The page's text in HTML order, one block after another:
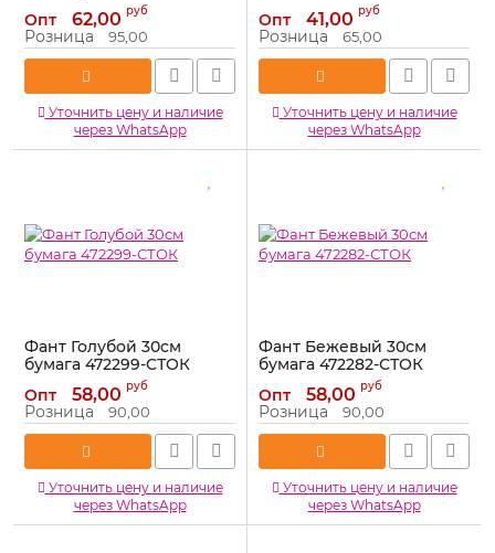
Артикул: 472367-СТОК
Опт 62,00 руб
Розница 95,00
Уточнить цену и наличие
через WhatsApp
Артикул: 472336-СТОК
Опт 41,00 руб
Розница 65,00
Уточнить цену и наличие
через WhatsApp
Фант Голубой 30см
бумага 472299-СТОК
Артикул: 472299-СТОК
Опт 58,00 руб
Розница 90,00
Уточнить цену и наличие
через WhatsApp
Фант Бежевый 30см
бумага 472282-СТОК
Артикул: 472282-СТОК
Опт 58,00 руб
Розница 90,00
Уточнить цену и наличие
через WhatsApp